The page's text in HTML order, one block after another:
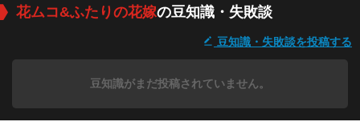
花ムコ&ふたりの花嫁の豆知識・失敗談
豆知識・失敗談を投稿する
豆知識がまだ投稿されていません。